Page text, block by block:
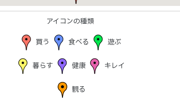
アイコンの種類
買う
食べる 遊ぶ
暮らす 健康 キレイ
観る